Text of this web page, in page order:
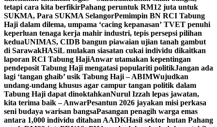
tetapi cara kita berfikirPahang peruntuk RM12 juta untuk
SUKMA, Para SUKMA SelangorPemimpin BN RCI Tabung
Haji dalam dilema, umpama ‘cacing kepanasan’ TVET penuhi
keperluan tenaga kerja mahir industri, tepis persepsi pilihan
keduaUNIMAS, CIDB bangun piawaian ujian tanah gambut
di SarawakHASiL mulakan siasatan cukai individu dikaitkan
laporan RCI Tabung HajiAnwar utamakan kepentingan
pendeposit Tabung Haji mengatasi populariti politikJangan ada
lagi ‘tangan ghaib’ usik Tabung Haji – ABIMWujudkan
undang-undang khusus agar campur tangan politik dalam
Tabung Haji dapat dinoktahkanNurul Izzah lepas jawatan,
kita terima baik – AnwarPesantun 2026 jayakan misi perkasa
seni budaya warisan bangsaPasangan penagih warga emas
antara 1,000 individu ditahan AADKHasil sektor hutan Pahang